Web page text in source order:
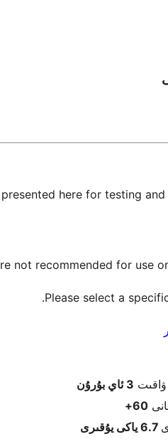
here for testing and
not recommended for use
Please select a
ۋاقىت 3 ئاي
بۇرۇن
60+
6.7 ياكى يۇقىرى